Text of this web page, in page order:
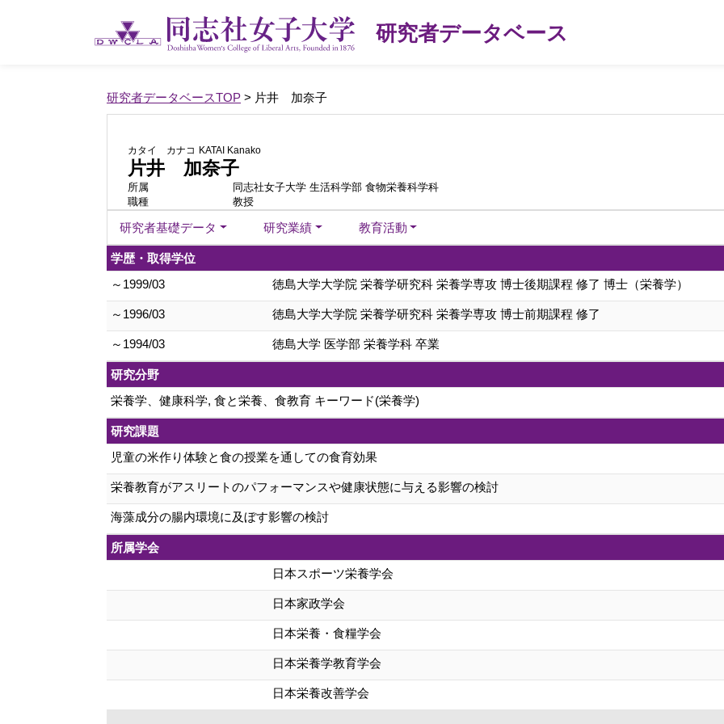
研究者データベース
研究者データベースTOP > 片井 加奈子
カタイ カナコ KATAI Kanako
片井 加奈子
所属
同志社女子大学 生活科学部 食物栄養科学科
職種
教授
研究者基礎データ 研究業績 教育活動
学歴・取得学位
～1999/03
徳島大学大学院 栄養学研究科 栄養学専攻 博士後期課程 修了 博士（栄養学）
～1996/03 徳島大学大学院 栄養学研究科 栄養学専攻 博士前期課程 修了
～1994/03 徳島大学 医学部 栄養学科 卒業
研究分野
栄養学、健康科学, 食と栄養、食教育 キーワード(栄養学)
研究課題
児童の米作り体験と食の授業を通しての食育効果
栄養教育がアスリートのパフォーマンスや健康状態に与える影響の検討
海藻成分の腸内環境に及ぼす影響の検討
所属学会
日本スポーツ栄養学会
日本家政学会
日本栄養・食糧学会
日本栄養学教育学会
日本栄養改善学会